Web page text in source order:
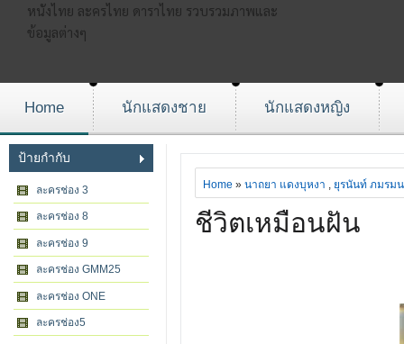
หนังไทย ละครไทย ดาราไทย รวบรวมภาพและ
ข้อมูลต่างๆ
Home นักแสดงชาย นักแสดงหญิง
ป้ายกำกับ
ละครช่อง 3
ละครช่อง 8
ละครช่อง 9
ละครช่อง GMM25
ละครช่อง ONE
ละครช่อง5
Home » นาถยา แดงบุหงา , ยุรนันท์ ภมรม
ชีวิตเหมือนฝัน